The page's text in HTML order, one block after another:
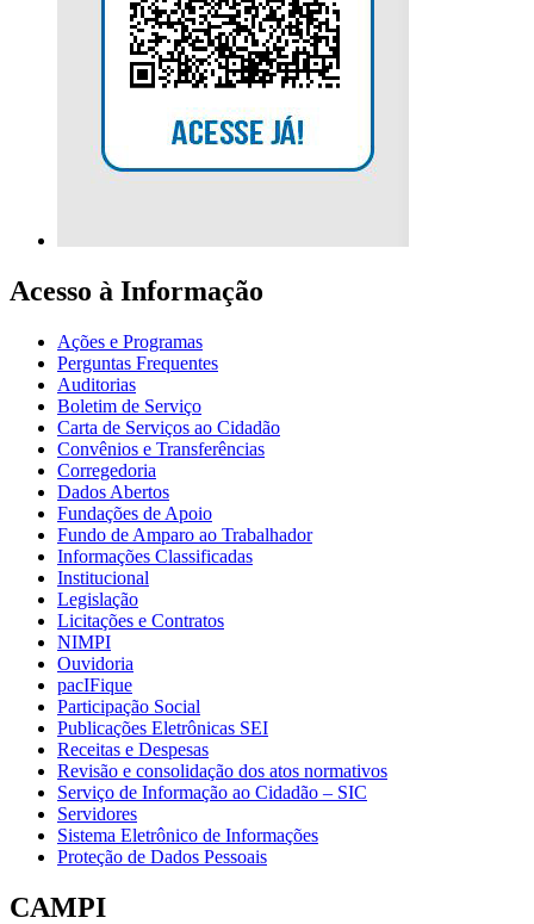
Acesso à Informação
Ações e Programas
Perguntas Frequentes
Auditorias
Boletim de Serviço
Carta de Serviços ao Cidadão
Convênios e Transferências
Corregedoria
Dados Abertos
Fundações de Apoio
Fundo de Amparo ao Trabalhador
Informações Classificadas
Institucional
Legislação
Licitações e Contratos
NIMPI
Ouvidoria
pacIFique
Participação Social
Publicações Eletrônicas SEI
Receitas e Despesas
Revisão e consolidação dos atos normativos
Serviço de Informação ao Cidadão – SIC
Servidores
Sistema Eletrônico de Informações
Proteção de Dados Pessoais
CAMPI